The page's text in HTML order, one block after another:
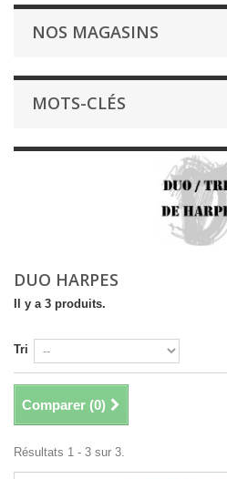
NOS MAGASINS
MOTS-CLÉS
DUO HARPES
Il y a 3 produits.
Tri
Comparer (0)
Résultats 1 - 3 sur 3.